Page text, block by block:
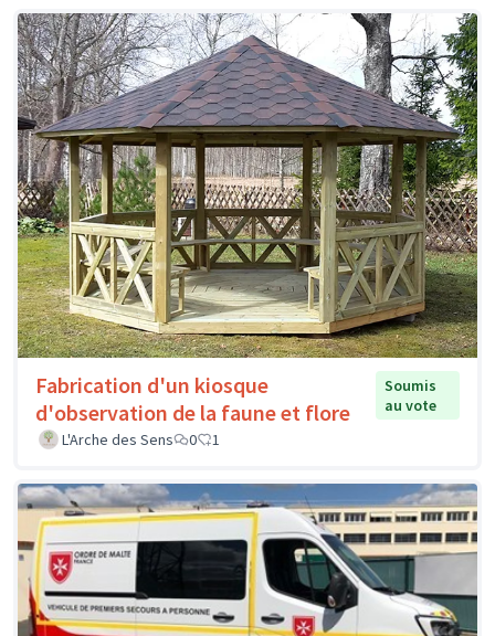
Fabrication d'un kiosque
d'observation de la faune et flore
Soumis
au vote
L'Arche des Sens
0 1